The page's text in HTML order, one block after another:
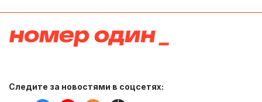
Следите за новостями в соцсетях: